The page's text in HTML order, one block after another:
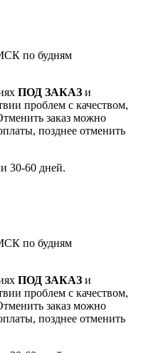
по будням
ПОД ЗАКАЗ и
проблем с качеством,
заказ можно
позднее отменить
30-60 дней.
по будням
ПОД ЗАКАЗ и
проблем с качеством,
заказ можно
позднее отменить